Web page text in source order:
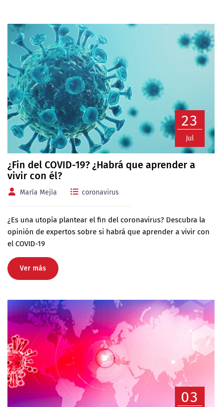
23
Jul
¿Fin del COVID-19? ¿Habrá que aprender a
vivir con él?
María Mejía coronavirus
¿Es una utopía plantear el fin del coronavirus? Descubra la
opinión de expertos sobre si habrá que aprender a vivir con
el COVID-19
Ver más
03